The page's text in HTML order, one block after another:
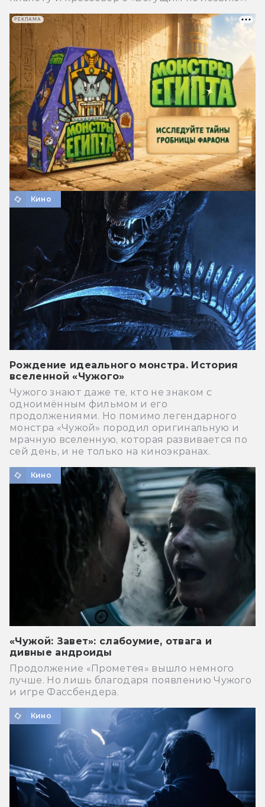
Кино
Рождение идеального монстра. История
вселенной «Чужого»
Чужого знают даже те, кто не знаком с
одноимённым фильмом и его
продолжениями. Но помимо легендарного
монстра «Чужой» породил оригинальную и
мрачную вселенную, которая развивается по
сей день, и не только на киноэкранах.
Кино
«Чужой: Завет»: слабоумие, отвага и
дивные андроиды
Продолжение «Прометея» вышло немного
лучше. Но лишь благодаря появлению Чужого
и игре Фассбендера.
Кино
РЕКЛАМА